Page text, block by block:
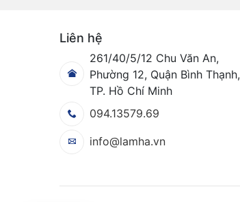
Liên hệ
261/40/5/12 Chu Văn An,
Phường 12, Quận Bình Thạnh,
TP. Hồ Chí Minh
094.13579.69
info@lamha.vn